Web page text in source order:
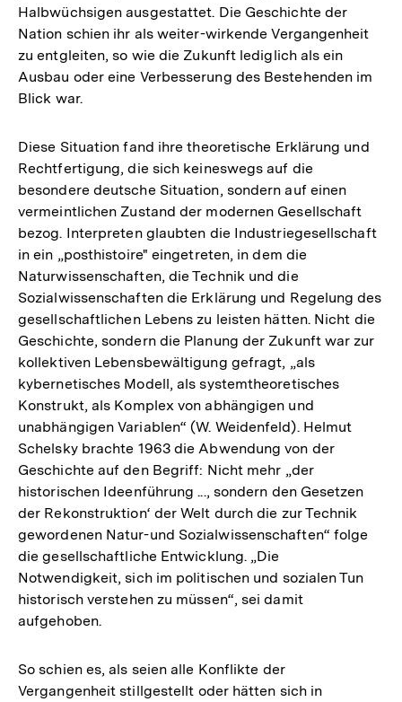
Halbwüchsigen ausgestattet. Die Geschichte der
Nation schien ihr als weiter-wirkende Vergangenheit
zu entgleiten, so wie die Zukunft lediglich als ein
Ausbau oder eine Verbesserung des Bestehenden im
Blick war.
Diese Situation fand ihre theoretische Erklärung und
Rechtfertigung, die sich keineswegs auf die
besondere deutsche Situation, sondern auf einen
vermeintlichen Zustand der modernen Gesellschaft
bezog. Interpreten glaubten die Industriegesellschaft
in ein „posthistoire" eingetreten, in dem die
Naturwissenschaften, die Technik und die
Sozialwissenschaften die Erklärung und Regelung des
gesellschaftlichen Lebens zu leisten hätten. Nicht die
Geschichte, sondern die Planung der Zukunft war zur
kollektiven Lebensbewältigung gefragt, „als
kybernetisches Modell, als systemtheoretisches
Konstrukt, als Komplex von abhängigen und
unabhängigen Variablen“ (W. Weidenfeld). Helmut
Schelsky brachte 1963 die Abwendung von der
Geschichte auf den Begriff: Nicht mehr „der
historischen Ideenführung ..., sondern den Gesetzen
der Rekonstruktion‘ der Welt durch die zur Technik
gewordenen Natur-und Sozialwissenschaften“ folge
die gesellschaftliche Entwicklung. „Die
Notwendigkeit, sich im politischen und sozialen Tun
historisch verstehen zu müssen“, sei damit
aufgehoben.
So schien es, als seien alle Konflikte der
Vergangenheit stillgestellt oder hätten sich in